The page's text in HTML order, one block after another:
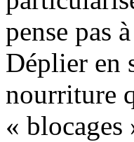
pense pas
Déplier en
nourriture
« blocages